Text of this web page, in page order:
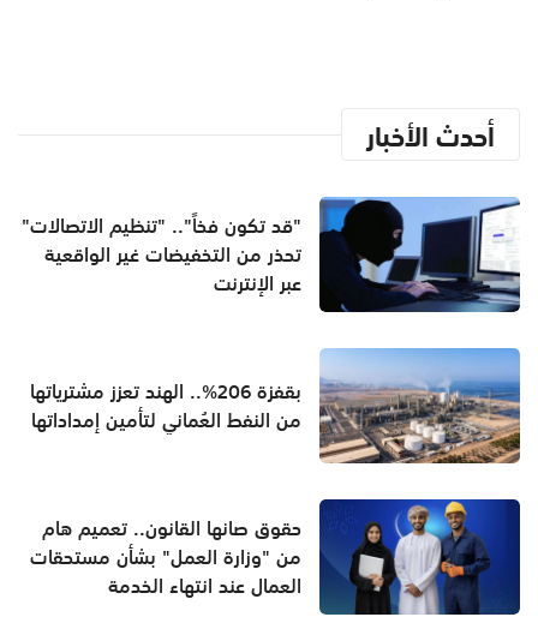
أحدث الأخبار
"قد تكون فخاً".. "تنظيم الاتصالات"
تحذر من التخفيضات غير الواقعية
عبر الإنترنت
بقفزة 206%.. الهند تعزز مشترياتها
من النفط العُماني لتأمين إمداداتها
حقوق صانها القانون.. تعميم هام
من "وزارة العمل" بشأن مستحقات
العمال عند انتهاء الخدمة